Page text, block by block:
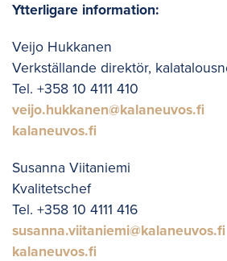
Ytterligare information:
Veijo Hukkanen
Verkställande direktör,
Tel. +358 10 4111 410
veijo.hukkanen@kalaneuvos.fi
kalaneuvos.fi
Susanna Viitaniemi
Kvalitetschef
Tel. +358 10 4111 416
susanna.viitaniemi@kalaneuvos.fi
kalaneuvos.fi